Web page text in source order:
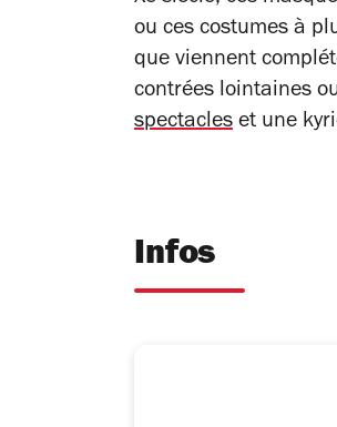
ou ces costumes à
que viennent
contrées lointaines
spectacles et une
Infos